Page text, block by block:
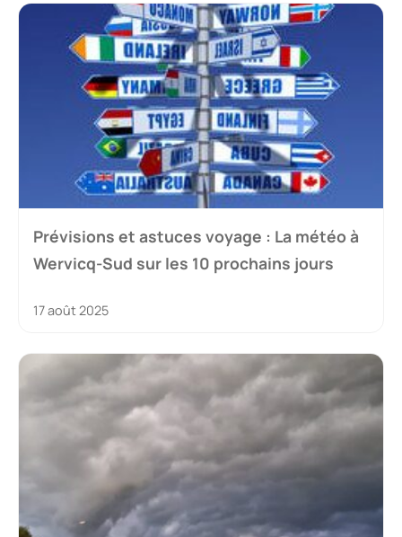
Prévisions et astuces voyage : La météo à
Wervicq-Sud sur les 10 prochains jours
17 août 2025